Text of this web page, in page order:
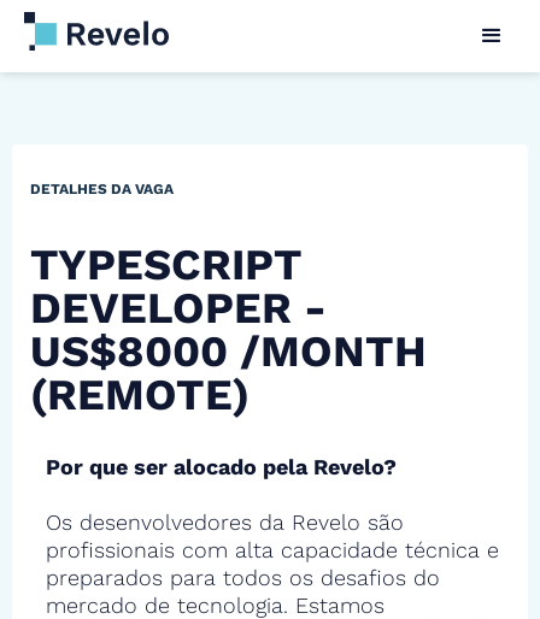
DETALHES DA VAGA
TYPESCRIPT
DEVELOPER -
US$8000 /MONTH
(REMOTE)
Por que ser alocado pela Revelo?
Os desenvolvedores da Revelo são
profissionais com alta capacidade técnica e
preparados para todos os desafios do
mercado de tecnologia. Estamos